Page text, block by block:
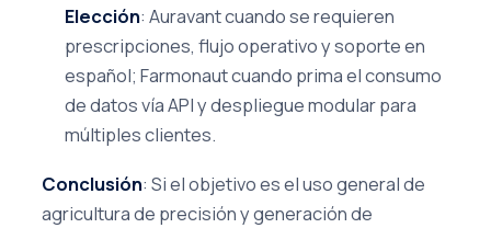
Elección: Auravant cuando se requieren
prescripciones, flujo operativo y soporte en
español; Farmonaut cuando prima el consumo
de datos vía API y despliegue modular para
múltiples clientes.
Conclusión: Si el objetivo es el uso general de
agricultura de precisión y generación de